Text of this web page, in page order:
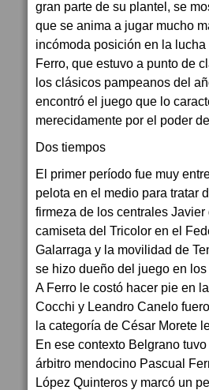
gran parte de su plantel, se
que se anima a jugar mucho
incómoda posición en la lucha
Ferro, que estuvo a punto de
los clásicos pampeanos del
encontró el juego que lo
merecidamente por el poder
Dos tiempos
El primer período fue muy
pelota en el medio para tratar
firmeza de los centrales
camiseta del Tricolor en el
Galarraga y la movilidad de
se hizo dueño del juego en
A Ferro le costó hacer pie en
Cocchi y Leandro Canelo
la categoría de César Morete
En ese contexto Belgrano
árbitro mendocino Pascual
López Quinteros y marcó un